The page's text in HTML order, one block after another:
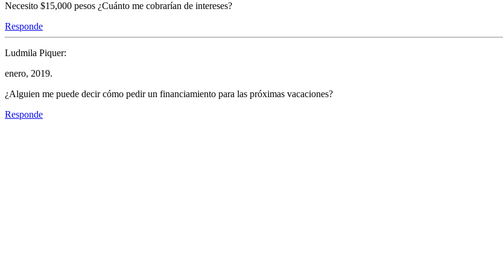
Necesito $15,000 pesos ¿Cuánto me cobrarían de intereses?
Responde
Ludmila Piquer:
enero, 2019.
¿Alguien me puede decir cómo pedir un financiamiento para las próximas vacaciones?
Responde